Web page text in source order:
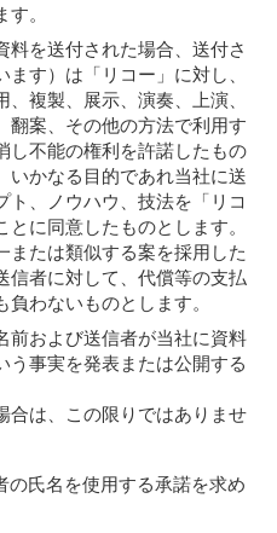
。
料を送付された場合、送付さ
す）は「リコー」に対し、
複製、展示、演奏、上演、
翻案、その他の方法で利用す
し不能の権利を許諾したもの
いかなる目的であれ当社に送
ト、ノウハウ、技法を「リコ
に同意したものとします。
または類似する案を採用した
信者に対して、代償等の支払
わないものとします。
前および送信者が当社に資料
う事実を発表または公開する
合は、この限りではありませ
の氏名を使用する承諾を求め